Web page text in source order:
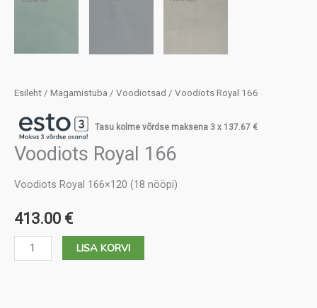
Esileht / Magamistuba / Voodiotsad / Voodiots Royal 166
Tasu kolme võrdse maksena 3 x 137.67 €
Voodiots Royal 166
Voodiots Royal 166×120 (18 nööpi)
413.00 €
Voodiots
Royal
LISA KORVI